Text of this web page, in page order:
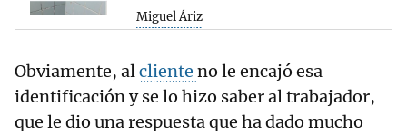
Miguel Áriz
Obviamente, alcliente no le encajó esa
identificación y se lo hizo saber al trabajador,
que le dio una respuesta que ha dado mucho